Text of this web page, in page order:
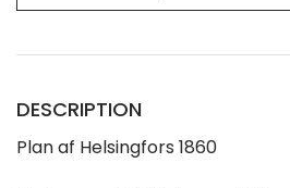
DESCRIPTION
Plan af Helsingfors 1860